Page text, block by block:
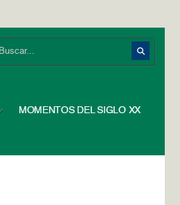
MOMENTOS DEL SIGLO XX